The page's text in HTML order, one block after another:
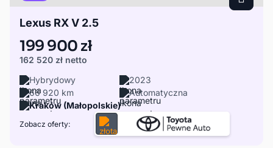
Lexus RX V 2.5
199 900 zł
162 520 zł netto
Hybrydowy
2023
66 920 km
Automatyczna
Kraków (Małopolskie)
Zobacz oferty: